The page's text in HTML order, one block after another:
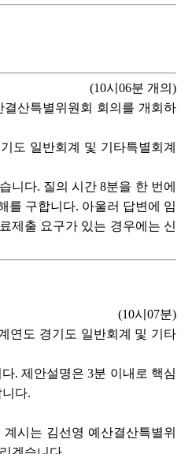
(10시06분 개의)
산특별위원회 회의를 개회하
도 일반회계 및 기타특별회계
니다. 질의 시간 8분을 한 번에
를 구합니다. 아울러 답변에 임
제출 요구가 있는 경우에는 신
(10시07분)
연도 경기도 일반회계 및 기타
. 제안설명은 3분 이내로 핵심
다.
시는 김선영 예산결산특별위